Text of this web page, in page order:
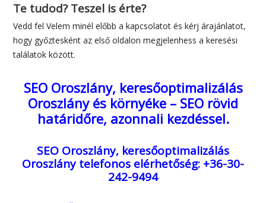
Te tudod? Teszel is érte?
Vedd fel Velem minél előbb a kapcsolatot és kérj árajánlatot,
hogy győztesként az első oldalon megjelenhess a keresési
találatok között.
SEO Oroszlány, keresőoptimalizálás
Oroszlány és környéke – SEO rövid
határidőre, azonnali kezdéssel.
SEO Oroszlány, keresőoptimalizálás
Oroszlánytelefonos elérhetőség: +36-30-
242-9494